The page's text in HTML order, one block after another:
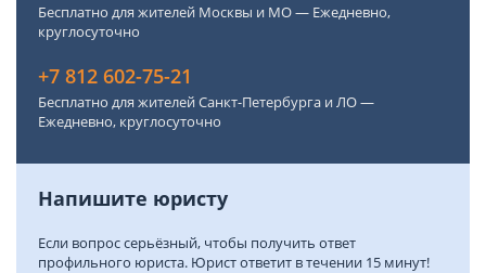
Бесплатно для жителей Москвы и МО — Ежедневно,
круглосуточно
+7 812 602-75-21
Бесплатно для жителей Санкт-Петербурга и ЛО —
Ежедневно, круглосуточно
Напишите юристу
Если вопрос серьёзный, чтобы получить ответ
профильного юриста. Юрист ответит в течении 15 минут!